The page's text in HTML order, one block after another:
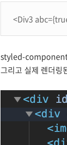
<Div3 abc={
styled-
그리고 실제 렌더링